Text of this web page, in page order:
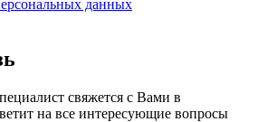
данных
свяжется с Вами в
на все интересующие вопросы